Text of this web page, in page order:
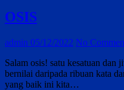
OSIS
admin 05/12/2022 No
Salam osis! satu kesatuan dan
bernilai daripada ribuan kata
yang baik ini kita…